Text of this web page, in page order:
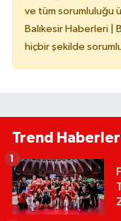
ve tüm sorumluluğu
Balıkesir Haberleri |
hiçbir şekilde
Trend Haberler
1